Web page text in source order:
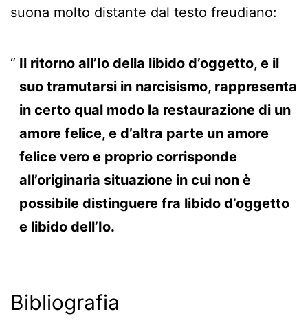
suona molto distante dal testo freudiano:
Il ritorno all’Io della libido d’oggetto, e il
suo tramutarsi in narcisismo, rappresenta
in certo qual modo la restaurazionedi un
amore felice, e d’altra parte un amore
felice vero e propriocorrisponde
all’originaria situazione in cui non è
possibiledistinguere fra libido d’oggetto
e libido dell’Io.
Bibliografia